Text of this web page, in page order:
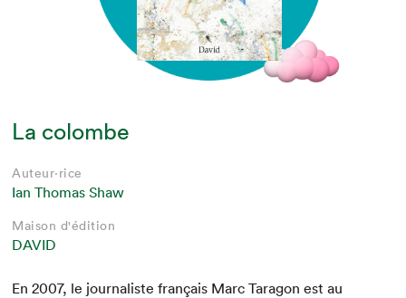
La colombe
Auteur·rice
Ian Thomas Shaw
Maison d'édition
DAVID
En2007, le jour­nal­iste français Marc Taragon est au